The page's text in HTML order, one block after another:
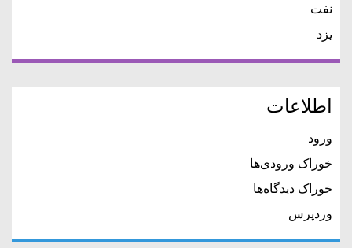
نفت
یزد
اطلاعات
ورود
خوراک ورودی‌ها
خوراک دیدگاه‌ها
وردپرس